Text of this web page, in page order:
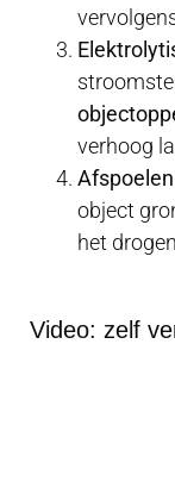
verhoog
object
het
Video: zelf